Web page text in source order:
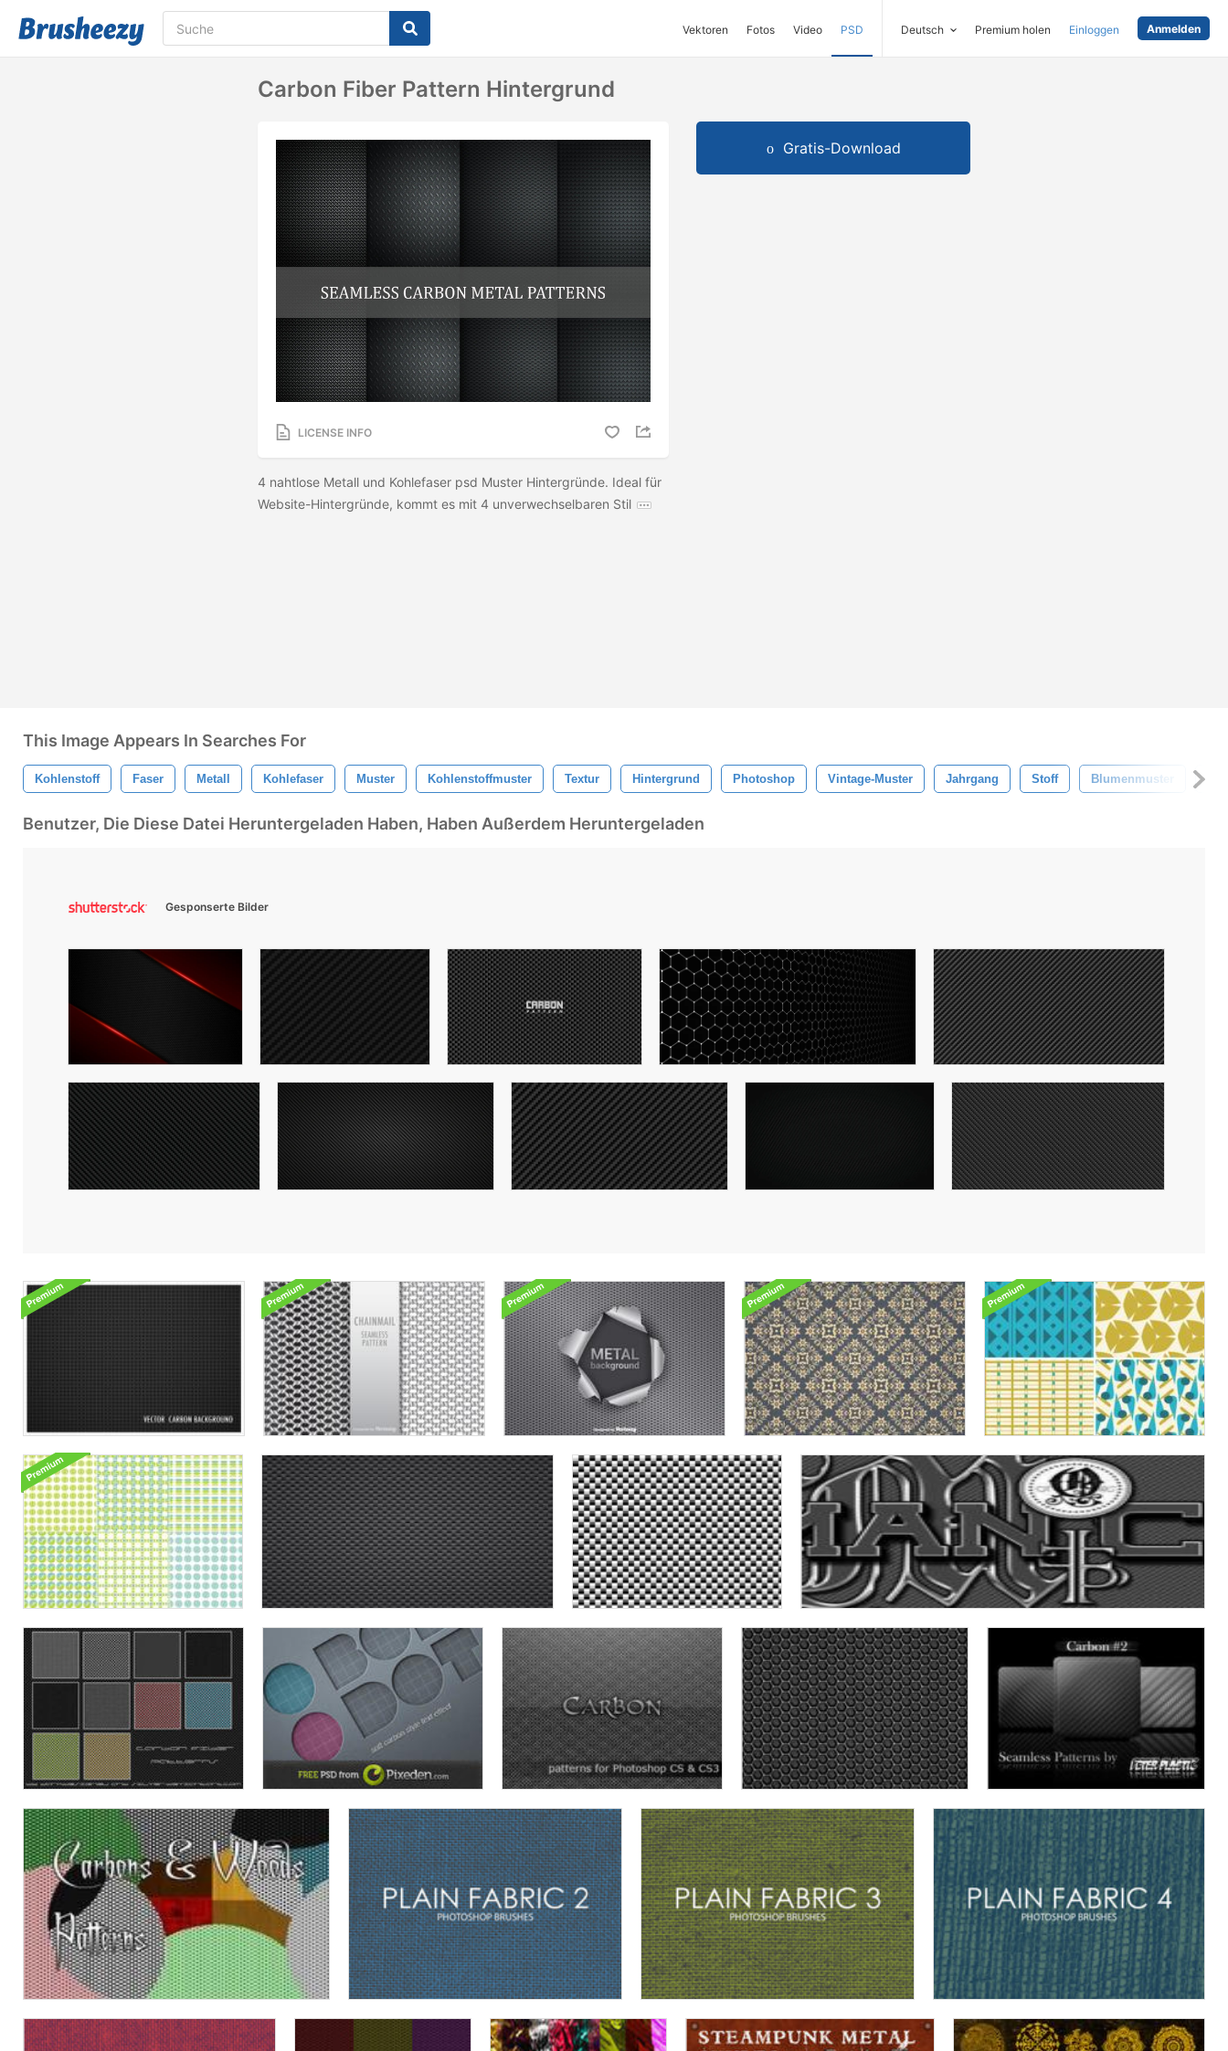
Vektoren Fotos Video PSD Deutsch Premium holen Einloggen Anmelden
Carbon Fiber Pattern Hintergrund
LICENSE INFO
4 nahtlose Metall und Kohlefaser psd Muster Hintergründe. Ideal für
Website-Hintergründe, kommt es mit 4 unverwechselbaren Stil
Gratis-Download
This Image Appears In Searches For
Kohlenstoff Faser Metall Kohlefaser Muster Kohlenstoffmuster Textur Hintergrund Photoshop Vintage-Muster Jahrgang Stoff Blumenmuster
Benutzer, Die Diese Datei Heruntergeladen Haben, Haben Außerdem Heruntergeladen
Gesponserte Bilder